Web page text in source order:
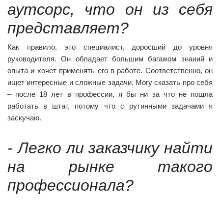
аутсорс, что он из себя
представляет?
Как правило, это специалист, доросший до уровня
руководителя. Он обладает большим багажом знаний и
опыта и хочет применять его в работе. Соответственно, он
ищет интересные и сложные задачи. Могу сказать про себя
– после 18 лет в профессии, я бы ни за что не пошла
работать в штат, потому что с рутинными задачами я
заскучаю.
- Легко ли заказчику найти
на рынке такого
профессионала?